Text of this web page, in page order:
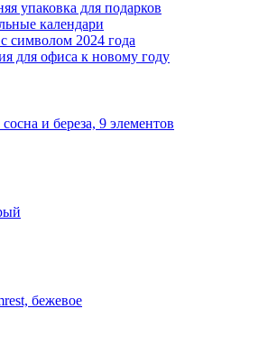
упаковка для подарков
календари
символом 2024 года
для офиса к новому году
и береза, 9 элементов
бежевое